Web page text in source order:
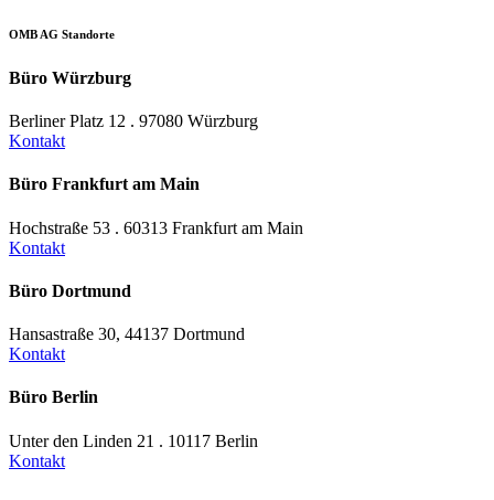
OMB AG Standorte
Büro Würzburg
Berliner Platz 12 . 97080 Würzburg
Kontakt
Büro Frankfurt am Main
Hochstraße 53 . 60313 Frankfurt am Main
Kontakt
Büro Dortmund
Hansastraße 30, 44137 Dortmund
Kontakt
Büro Berlin
Unter den Linden 21 . 10117 Berlin
Kontakt